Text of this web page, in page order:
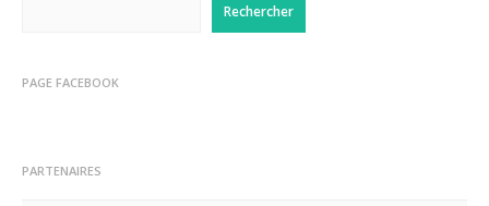
Rechercher
PAGE FACEBOOK
PARTENAIRES